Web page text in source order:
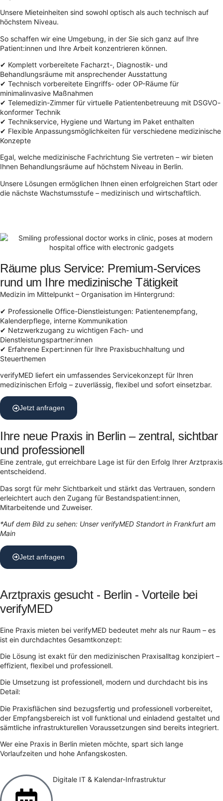
Unsere Mieteinheiten sind sowohl optisch als auch technisch auf
höchstem Niveau.
So schaffen wir eine Umgebung, in der Sie sich ganz auf Ihre
Patient:innen und Ihre Arbeit konzentrieren können.
✔ Komplett vorbereitete Facharzt-, Diagnostik- und
Behandlungsräume mit ansprechender Ausstattung
✔ Technisch vorbereitete Eingriffs- oder OP-Räume für
minimalinvasive Maßnahmen
✔ Telemedizin-Zimmer für virtuelle Patientenbetreuung mit DSGVO-
konformer Technik
✔ Technikservice, Hygiene und Wartung im Paket enthalten
✔ Flexible Anpassungsmöglichkeiten für verschiedene medizinische
Konzepte
Egal, welche medizinische Fachrichtung Sie vertreten – wir bieten
Ihnen Behandlungsräume auf höchstem Niveau in Berlin.
Unsere Lösungen ermöglichen Ihnen einen erfolgreichen Start oder
die nächste Wachstumsstufe – medizinisch und wirtschaftlich.
Räume plus Service: Premium-Services
rund um Ihre medizinische Tätigkeit
Medizin im Mittelpunkt – Organisation im Hintergrund:
✔ Professionelle Office-Dienstleistungen: Patientenempfang,
Kalenderpflege, interne Kommunikation
✔ Netzwerkzugang zu wichtigen Fach- und
Dienstleistungspartner:innen
✔ Erfahrene Expert:innen für Ihre Praxisbuchhaltung und
Steuerthemen
verifyMED liefert ein umfassendes Servicekonzept für Ihren
medizinischen Erfolg – zuverlässig, flexibel und sofort einsetzbar.
Jetzt anfragen
Ihre neue Praxis in Berlin – zentral, sichtbar
und professionell
Eine zentrale, gut erreichbare Lage ist für den Erfolg Ihrer Arztpraxis
entscheidend.
Das sorgt für mehr Sichtbarkeit und stärkt das Vertrauen, sondern
erleichtert auch den Zugang für Bestands­patient:innen,
Mitarbeitende und Zuweiser.
*Auf dem Bild zu sehen: Unser verifyMED Standort in Frankfurt am
Main
Jetzt anfragen
Arztpraxis gesucht - Berlin - Vorteile bei
verifyMED
Eine Praxis mieten bei verifyMED bedeutet mehr als nur Raum – es
ist ein durchdachtes Gesamtkonzept:
Die Lösung ist exakt für den medizinischen Praxisalltag konzipiert –
effizient, flexibel und professionell.
Die Umsetzung ist professionell, modern und durchdacht bis ins
Detail:
Die Praxisflächen sind bezugsfertig und professionell vorbereitet,
der Empfangsbereich ist voll funktional und einladend gestaltet und
sämtliche infrastrukturellen Voraussetzungen sind bereits integriert.
Wer eine Praxis in Berlin mieten möchte, spart sich lange
Vorlaufzeiten und hohe Anfangskosten.
Digitale IT & Kalendar-Infrastruktur